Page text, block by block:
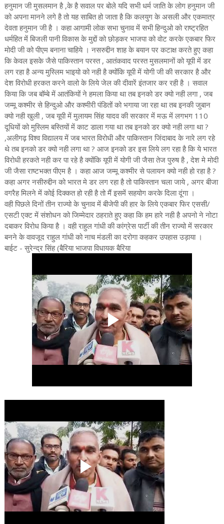
हनुमान जी मुसलमान है ,के है सवाल पर बोले यदि सभी धर्म जाति के लोग हनुमान जी
को अपना मानने लगे है तो यह साबित हो जाता है कि कलयुग के असली और एकमात्र
देवता हनुमान जी है । कहा आगामी लोक सभा चुनाव में सभी हिन्दुओ को राष्ट्रहित
धर्महित में बिजली पानी विकास के मुद्दों को छोड़कर भाजपा को वोट करके एकबार फिर
मोदी जी को पीएम बनाना चाहिये । नसरुद्दीन शाह के बयान पर कटाक्ष करते हुए कहा
कि केवल इसके जैसे पाकिस्तान परस्त , आतंकवाद परस्त मुसलमानों को यूपी में डर
लग रहा है अन्य मुस्लिम भाइयो को नही है क्योंकि यूपी में योगी जी की सरकार है और
देश विरोधी हरकत करने वालो के लिये जेल की दीवारें इंतजार कर रही है । सवाल
किया कि जब बॉम्बे में आतंकियों ने हमला किया था तब इनको डर क्यो नही लगा , जब
जम्मू कश्मीर से हिन्दुओ और कश्मीरी पंडितों को भगाया जा रहा था तब इनकी जुबान
क्यो नही खुली , जब यूपी में मुलायम सिंह यादव की सरकार में मऊ में लगभग 110
दूधियों को मुस्लिम बस्तियों में काट डाला गया था तब इनको डर क्यो नही लगा था ?
,अलीगढ़ विश्व विद्यालय में जब भारत विरोधी और पाकिस्तान जिंदाबाद के नारे लग रहे
थे तब इनको डर क्यो नही लगा था ? आज इनको डर इस लिये लग रहा है कि ये भारत
विरोधी हरकते नही कर पा रहे है क्योंकि यूपी में योगी जी जैसा तेज पुरुष है , देश मे मोदी
जी जैसा राष्टभक्त पीएम है । कहा आज जम्मू कश्मीर से पलायन क्यो नही हो रहा है ?
कहा अगर नसीरुद्दीन को भारत मे डर लग रहा है तो पाकिस्तान चला जाये , अगर बीजा
वगरैह मिलने में कोई दिक्कत हो रही है तो मैं इसमें सहयोग करके दिला दूंगा ।
वही पिछले दिनों तीन राज्यो के चुनाव में बीजेपी की हार के लिये एकबार फिर एससी/
एसटी एक्ट में संशोधन को जिम्मेदार ठहराते हुए कहा कि हम हारे नही है अपनो ने नोटा
दबाकर विरोध किया है । वही राहुल गांधी की कांग्रेस पार्टी की तीन राज्यो में सरकार
बनने के वावजूद राहुल गांधी को नाच मंडली का दरोगा कहकर उपहास उड़ाया ।
बाईट - सुरेन्द्र सिंह (बैरिया भाजपा विधायक बैरिया